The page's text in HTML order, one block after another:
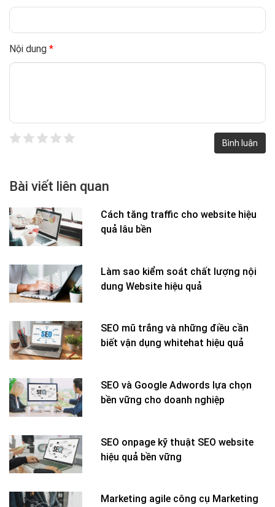
Nội dung *
Bài viết liên quan
Cách tăng traffic cho website hiệu
quả lâu bền
Làm sao kiểm soát chất lượng nội
dung Website hiệu quả
SEO mũ trắng và những điều cần
biết vận dụng whitehat hiệu quả
SEO và Google Adwords lựa chọn
bền vững cho doanh nghiệp
SEO onpage kỹ thuật SEO website
hiệu quả bền vững
Marketing agile công cụ Marketing